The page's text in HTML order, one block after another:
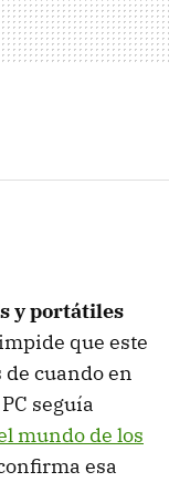
y portátiles
que este
cuando en
seguía
mundo de los
esa